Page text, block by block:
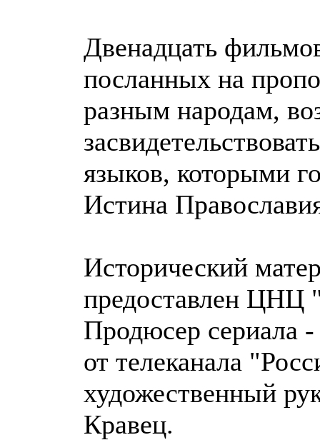
Двенадцать
посланных на
разным народам,
языков, которыми
Истина
Исторический
предоставлен ЦНЦ
Продюсер сериала
от телеканала
художественный
Кравец.